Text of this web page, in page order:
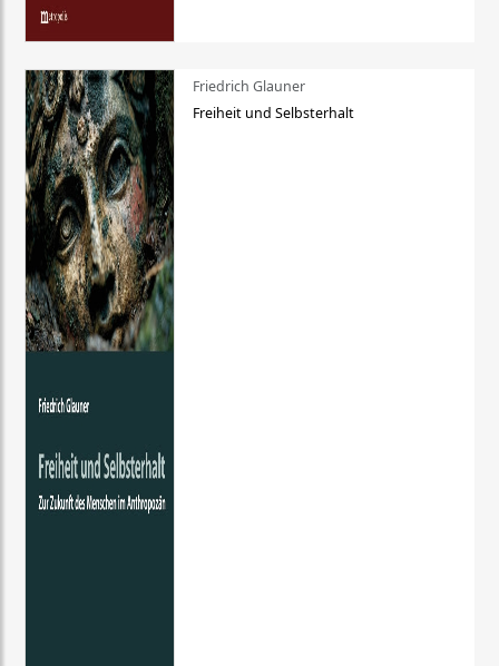
Friedrich Glauner
Freiheit und Selbsterhalt